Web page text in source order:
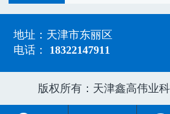
地址：天津市东丽区
电话： 18322147911
版权所有：天津鑫高伟业